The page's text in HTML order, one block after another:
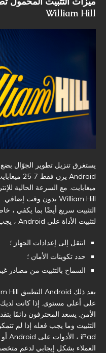
William Hill
يستغرق تنزيل تطوير الجوّال
ميغابايت. مع السرعة الحالية
William Hill بدون وقت إضافي.
لتثبيت الأداة على Android ، يجب إجراء مثل هذه العمليات:
انتقل إلى إعدادات الجهاز ؛
حدد تكوينات الأمان ؛
السماح بالتثبيت من مصادر
على أعلى مستوى. إذا كانت
الأمن. يسعد المحترفون دائمًا
العملاء بشكل إيجابي لدعم